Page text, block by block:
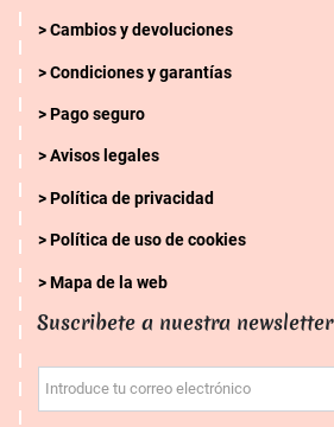
Cambios y devoluciones
Condiciones y garantías
Pago seguro
Avisos legales
Política de privacidad
Política de uso de cookies
Mapa de la web
Suscribete a nuestra newsletter
Introduce tu correo electrónico